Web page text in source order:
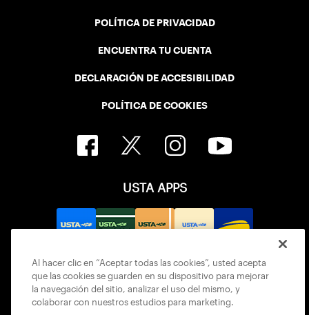
POLÍTICA DE PRIVACIDAD
ENCUENTRA TU CUENTA
DECLARACIÓN DE ACCESIBILIDAD
POLÍTICA DE COOKIES
USTA APPS
Al hacer clic en “Aceptar todas las cookies”, usted acepta
que las cookies se guarden en su dispositivo para mejorar
la navegación del sitio, analizar el uso del mismo, y
colaborar con nuestros estudios para marketing.